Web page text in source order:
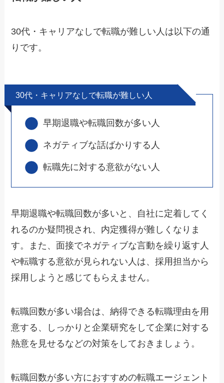
30代・キャリアなしで転職が難しい人は以下の通
りです。
30代・キャリアなしで転職が難しい人
早期退職や転職回数が多い人
ネガティブな話ばかりする人
転職先に対する意欲がない人
早期退職や転職回数が多いと、自社に定着してく
れるのか疑問視され、内定獲得が難しくなりま
す。また、面接でネガティブな言動を繰り返す人
や転職する意欲が見られない人は、採用担当から
採用しようと感じてもらえません。
転職回数が多い場合は、納得できる転職理由を用
意する、しっかりと企業研究をして企業に対する
熱意を見せるなどの対策をしておきましょう。
転職回数が多い方におすすめの転職エージェント